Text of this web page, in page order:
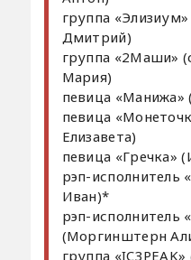
группа
Дмитрий)
группа «2Маши»
Мария)
певица «Манижа»
певица
Елизавета)
певица «Гречка»
рэп-исполнитель
Иван)*
рэп-исполнитель
(Моргинштерн
группа